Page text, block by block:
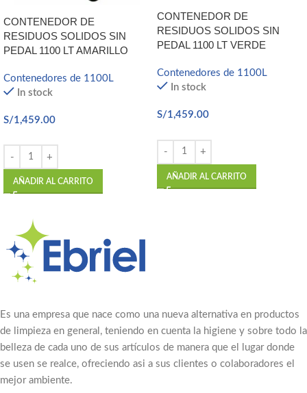
CONTENEDOR DE
RESIDUOS SOLIDOS SIN
PEDAL 1100 LT AMARILLO
Contenedores de 1100L
In stock
S/1,459.00
AÑADIR AL CARRITO
CONTENEDOR DE
RESIDUOS SOLIDOS SIN
PEDAL 1100 LT VERDE
Contenedores de 1100L
In stock
S/1,459.00
AÑADIR AL CARRITO
Es una empresa que nace como una nueva alternativa en productos
de limpieza en general, teniendo en cuenta la higiene y sobre todo la
belleza de cada uno de sus artículos de manera que el lugar donde
se usen se realce, ofreciendo asi a sus clientes o colaboradores el
mejor ambiente.